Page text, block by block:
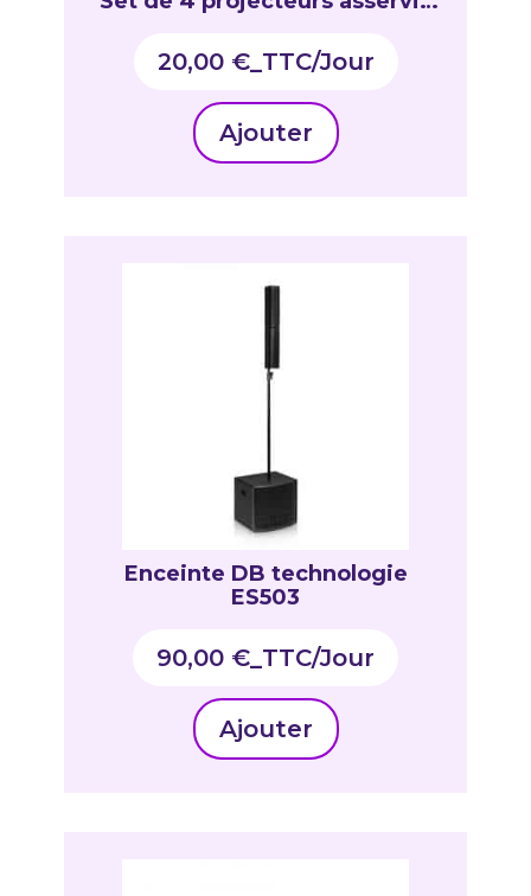
20,00 €_TTC
Ajouter
Enceinte DB technologie
ES503
90,00 €_TTC
Ajouter